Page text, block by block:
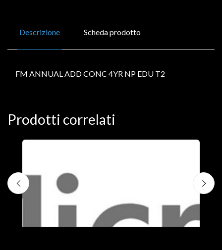
Descrizione Scheda prodotto
FM ANNUAL ADD CONC 4YR NP EDU T2
Prodotti correlati